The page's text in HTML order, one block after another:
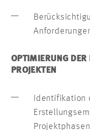
OPTIMIERUNG DER
PROJEKTEN
Identifikation
Projektphasen